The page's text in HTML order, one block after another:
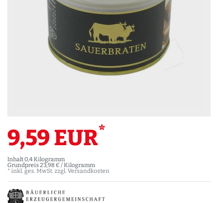
9,59 EUR*
Inhalt0,4Kilogramm
Grundpreis 23,98 € / Kilogramm
* inkl. ges. MwSt. zzgl. Versandkosten